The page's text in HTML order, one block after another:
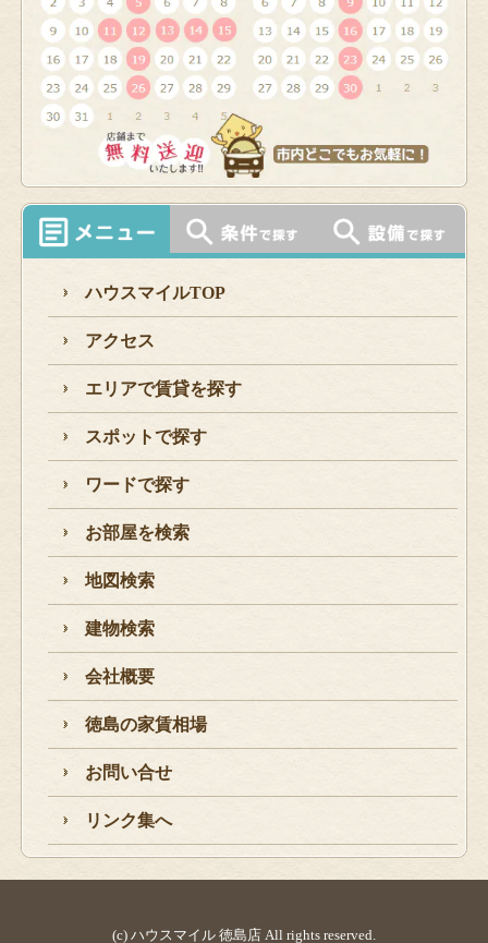
ハウスマイルTOP
アクセス
エリアで賃貸を探す
スポットで探す
ワードで探す
お部屋を検索
地図検索
建物検索
会社概要
徳島の家賃相場
お問い合せ
リンク集へ
(c) ハウスマイル 徳島店 All rights reserved.